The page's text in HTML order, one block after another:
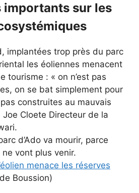
importants sur les
implantées trop près du parc
les éoliennes menacent
tourisme : « on n’est pas
on se bat simplement pour
construites au mauvais
Cloete Directeur de la
d’Ado va mourir, parce
vont plus venir.
menace les réserves
Boussion)